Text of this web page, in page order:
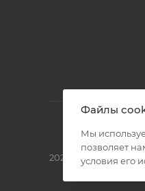
2026 © Полиграф
Файлы
Мы
позволяет
условия его